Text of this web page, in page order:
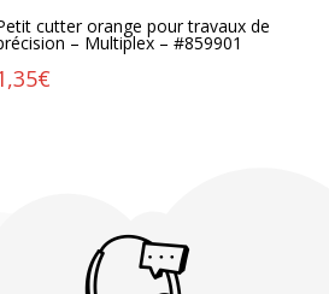
cutter orange pour travaux de
– Multiplex – #859901
€